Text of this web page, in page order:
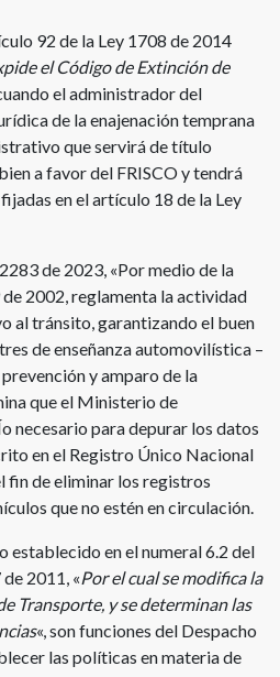
92 de la Ley 1708 de 2014
el Código de Extinción de
el administrador del
de la enajenación temprana
que servirá de título
a favor del FRISCO y tendrá
en el artículo 18 de la Ley
de 2023, «Por medio de la
2002, reglamenta la actividad
al tránsito, garantizando el buen
de enseñanza automovilística –
y amparo de la
que el Ministerio de
necesario para depurar los datos
en el Registro Único Nacional
fin de eliminar los registros
que no estén en circulación.
establecido en el numeral 6.2 del
2011, «Por el cual se modifica la
Transporte, y se determinan las
«, son funciones del Despacho
las políticas en materia de